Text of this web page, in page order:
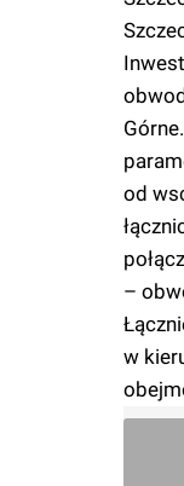
od
–
w